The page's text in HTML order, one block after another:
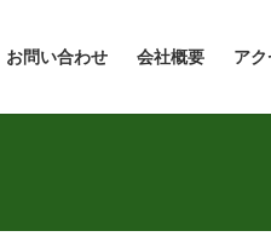
お問い合わせ 会社概要 アク